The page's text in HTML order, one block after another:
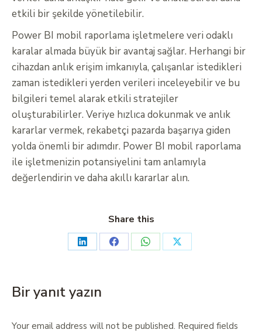
etkili bir şekilde yönetilebilir.
Power BI mobil raporlama işletmelere veri odaklı
karalar almada büyük bir avantaj sağlar. Herhangi bir
cihazdan anlık erişim imkanıyla, çalışanlar istedikleri
zaman istedikleri yerden verileri inceleyebilir ve bu
bilgileri temel alarak etkili stratejiler
oluşturabilirler. Veriye hızlıca dokunmak ve anlık
kararlar vermek, rekabetçi pazarda başarıya giden
yolda önemli bir adımdır. Power BI mobil raporlama
ile işletmenizin potansiyelini tam anlamıyla
değerlendirin ve daha akıllı kararlar alın.
Share this
Bir yanıt yazın
Your email address will not be published. Required fields